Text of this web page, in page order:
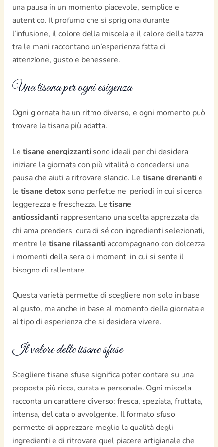
una pausa in un momento piacevole, semplice e
autentico. Il profumo che si sprigiona durante
l’infusione, il colore della miscela e il calore della tazza
tra le mani raccontano un’esperienza fatta di
attenzione, gusto e benessere.
Una tisana per ogni esigenza
Ogni giornata ha un ritmo diverso, e ogni momento può
trovare la tisana più adatta.
Le tisane energizzantisono ideali per chi desidera
iniziare la giornata con più vitalità o concedersi una
pausa che aiuti a ritrovare slancio. Le tisane drenantie
le tisane detox sono perfette nei periodi in cui si cerca
leggerezza e freschezza. Le tisane
antiossidantirappresentano una scelta apprezzata da
chi ama prendersi cura di sé con ingredienti selezionati,
mentre le tisane rilassantiaccompagnano con dolcezza
i momenti della sera o i momenti in cui si sente il
bisogno di rallentare.
Questa varietà permette di scegliere non solo in base
al gusto, ma anche in base al momento della giornata e
al tipo di esperienza che si desidera vivere.
Il valore delle tisane sfuse
Scegliere tisane sfuse significa poter contare su una
proposta più ricca, curata e personale. Ogni miscela
racconta un carattere diverso: fresca, speziata, fruttata,
intensa, delicata o avvolgente. Il formato sfuso
permette di apprezzare meglio la qualità degli
ingredienti e di ritrovare quel piacere artigianale che